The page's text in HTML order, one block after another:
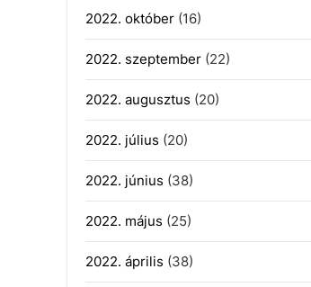
2022. október(16)
2022. szeptember(22)
2022. augusztus (20)
2022. július (20)
2022. június (38)
2022. május (25)
2022. április (38)